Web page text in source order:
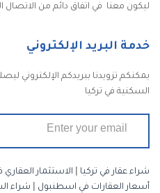
ليكون معنا في اتفاق دائم من الاتصال
خدمة البريد الإلكتروني
يمكنكم تزويدنا ببريدكم الإلكتروني
السكنية في تركيا
شراء عقار في تركيا الاستثمار العقاري
أسعار العقارات في اسطنبول
شراء